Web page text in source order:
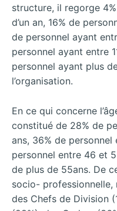
structure, il regorge
d’un an, 16% de
de personnel ayant
personnel ayant entre
personnel ayant plus
l’organisation.
En ce qui concerne
constitué de 28% de
ans, 36% de
personnel entre 46 et
de plus de 55ans. De
socio-
des Chefs de Division